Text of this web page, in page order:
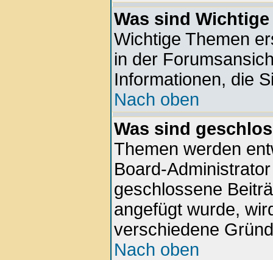
Was sind
Wichtige Themen
in der
Informationen, die
Nach oben
Was sind
Themen werden
Board-
geschlossene
angefügt wurde,
verschiedene
Nach oben